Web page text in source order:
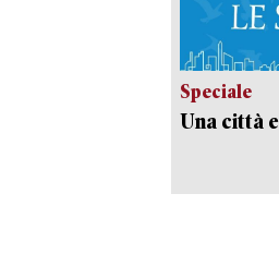
Speciale
Una città